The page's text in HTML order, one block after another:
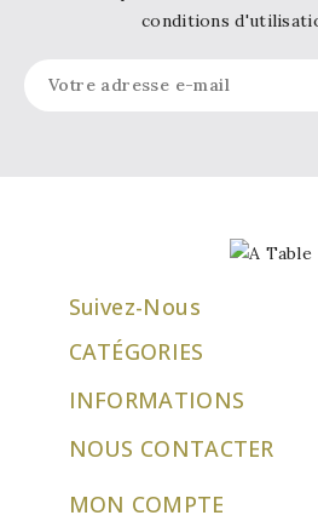
conditions
Suivez-Nous
CATÉGORIES
INFORMATIONS
NOUS CONTACTER
MON COMPTE